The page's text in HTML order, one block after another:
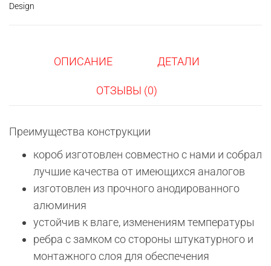
дверей
REVERS
Design
ОПИСАНИЕ ДЕТАЛИ
ОТЗЫВЫ (0)
Преимущества конструкции
короб изготовлен совместно с нами и собрал
лучшие качества от имеющихся аналогов
изготовлен из прочного анодированного
алюминия
устойчив к влаге, изменениям температуры
ребра с замком со стороны штукатурного и
монтажного слоя для обеспечения